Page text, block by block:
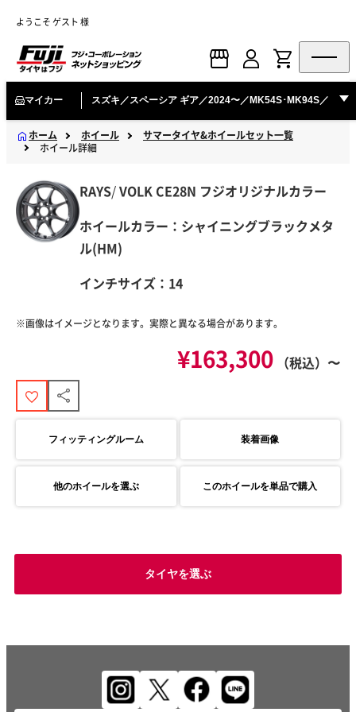
ようこそ ゲスト 様
マイカー スズキ／スペーシア ギア／2024〜／MK54S･MK94S／
ホーム ホイール
サマータイヤ&ホイールセット一覧
ホイール詳細
RAYS/VOLK CE28N フジオリジナルカラー
ホイールカラー：シャイニングブラックメタ
ル(HM)
インチサイズ：14
※画像はイメージとなります。実際と異なる場合があります。
¥163,300 （税込）〜
フィッティングルーム 装着画像
他のホイールを選ぶ このホイールを単品で購入
タイヤを選ぶ